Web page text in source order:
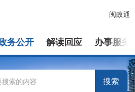
闽政通
务公开 解读回应 办事服务
搜索